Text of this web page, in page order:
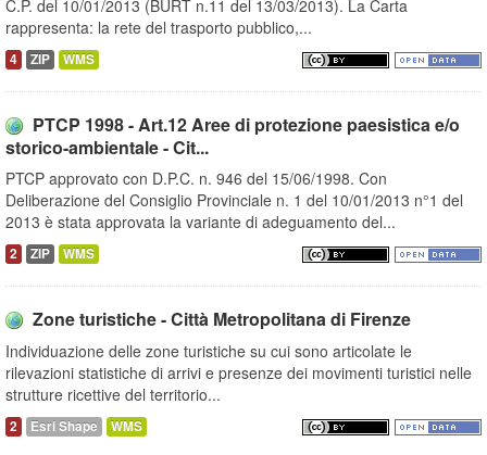
C.P. del 10/01/2013 (BURT n.11 del 13/03/2013). La Carta
rappresenta: la rete del trasporto pubblico,...
4 ZIP WMS
PTCP 1998 - Art.12 Aree di protezione paesistica e/o
storico-ambientale - Cit...
PTCP approvato con D.P.C. n. 946 del 15/06/1998. Con
Deliberazione del Consiglio Provinciale n. 1 del 10/01/2013 n°1 del
2013 è stata approvata la variante di adeguamento del...
2 ZIP WMS
Zone turistiche - Città Metropolitana di Firenze
Individuazione delle zone turistiche su cui sono articolate le
rilevazioni statistiche di arrivi e presenze dei movimenti turistici nelle
strutture ricettive del territorio...
2 Esri Shape WMS